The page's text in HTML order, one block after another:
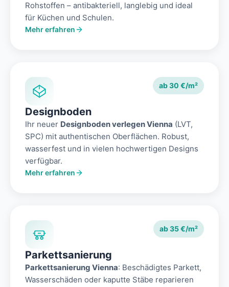
Rohstoffen – antibakteriell, langlebig und ideal
für Küchen und Schulen.
Mehr erfahren
ab 30 €/m²
Designboden
Ihr neuer Designboden verlegen Vienna (LVT,
SPC) mit authentischen Oberflächen. Robust,
wasserfest und in vielen hochwertigen Designs
verfügbar.
Mehr erfahren
ab 35 €/m²
Parkettsanierung
Parkettsanierung Vienna: Beschädigtes Parkett,
Wasserschäden oder kaputte Stäbe reparieren